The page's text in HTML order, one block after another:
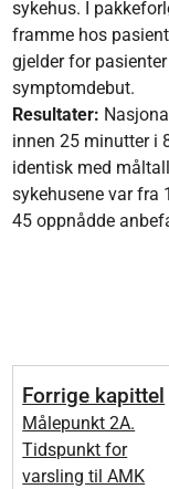
sykehus. I
framme hos
gjelder for
symptomdebut.
Resultater:
innen 25 minutter i
identisk med
sykehusene var fra
45 oppnådde
Forrige kapittel
Målepunkt 2A.
Tidspunkt for
varsling til AMK